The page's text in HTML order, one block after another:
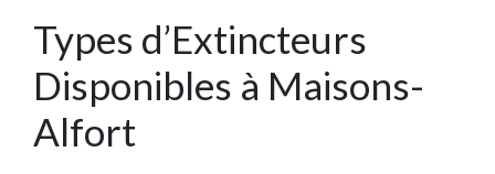
Types d’Extincteurs
Disponibles à Maisons-
Alfort